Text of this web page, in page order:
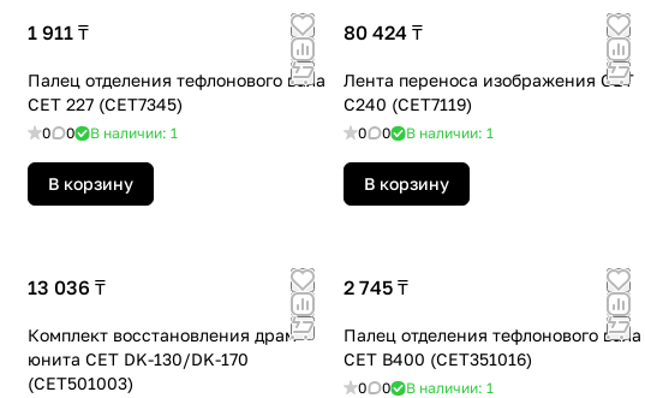
1 911 ₸
Палец отделения тефлонового вала
CET 227 (CET7345)
0 0 В наличии: 1
В корзину
80 424 ₸
Лента переноса изображения СЕТ
C240 (CET7119)
0 0 В наличии: 1
В корзину
13 036 ₸
Комплект восстановления драм-
юнита CET DK-130/DK-170
(CET501003)
2 745 ₸
Палец отделения тефлонового вала
CET B400 (CET351016)
0 0 В наличии: 1